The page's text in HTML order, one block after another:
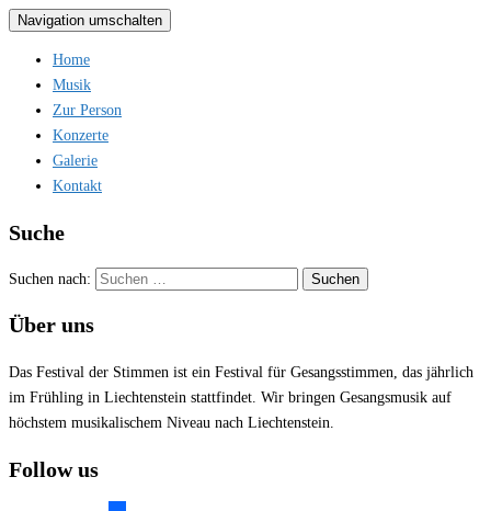
Navigation umschalten
Home
Musik
Zur Person
Konzerte
Galerie
Kontakt
Suche
Suchen nach:
Über uns
Das Festival der Stimmen ist ein Festival für Gesangsstimmen, das jährlich
im Frühling in Liechtenstein stattfindet. Wir bringen Gesangsmusik auf
höchstem musikalischem Niveau nach Liechtenstein.
Follow us